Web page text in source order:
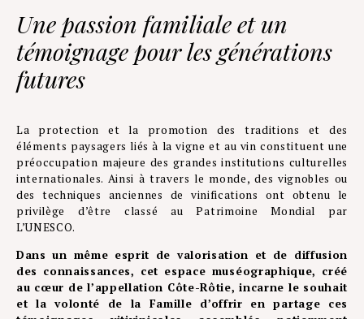
Une passion familiale et un
témoignage pour les générations
futures
La protection et la promotion des traditions et des
éléments paysagers liés à la vigne et au vin constituent une
préoccupation majeure des grandes institutions culturelles
internationales. Ainsi à travers le monde, des vignobles ou
des techniques anciennes de vinifications ont obtenu le
privilège d’être classé au Patrimoine Mondial par
L’UNESCO.
Dans un même esprit de valorisation et de diffusion
des connaissances, cet espace muséographique, créé
au cœur de l’appellation Côte-Rôtie, incarne le souhait
et la volonté de la Famille d’offrir en partage ces